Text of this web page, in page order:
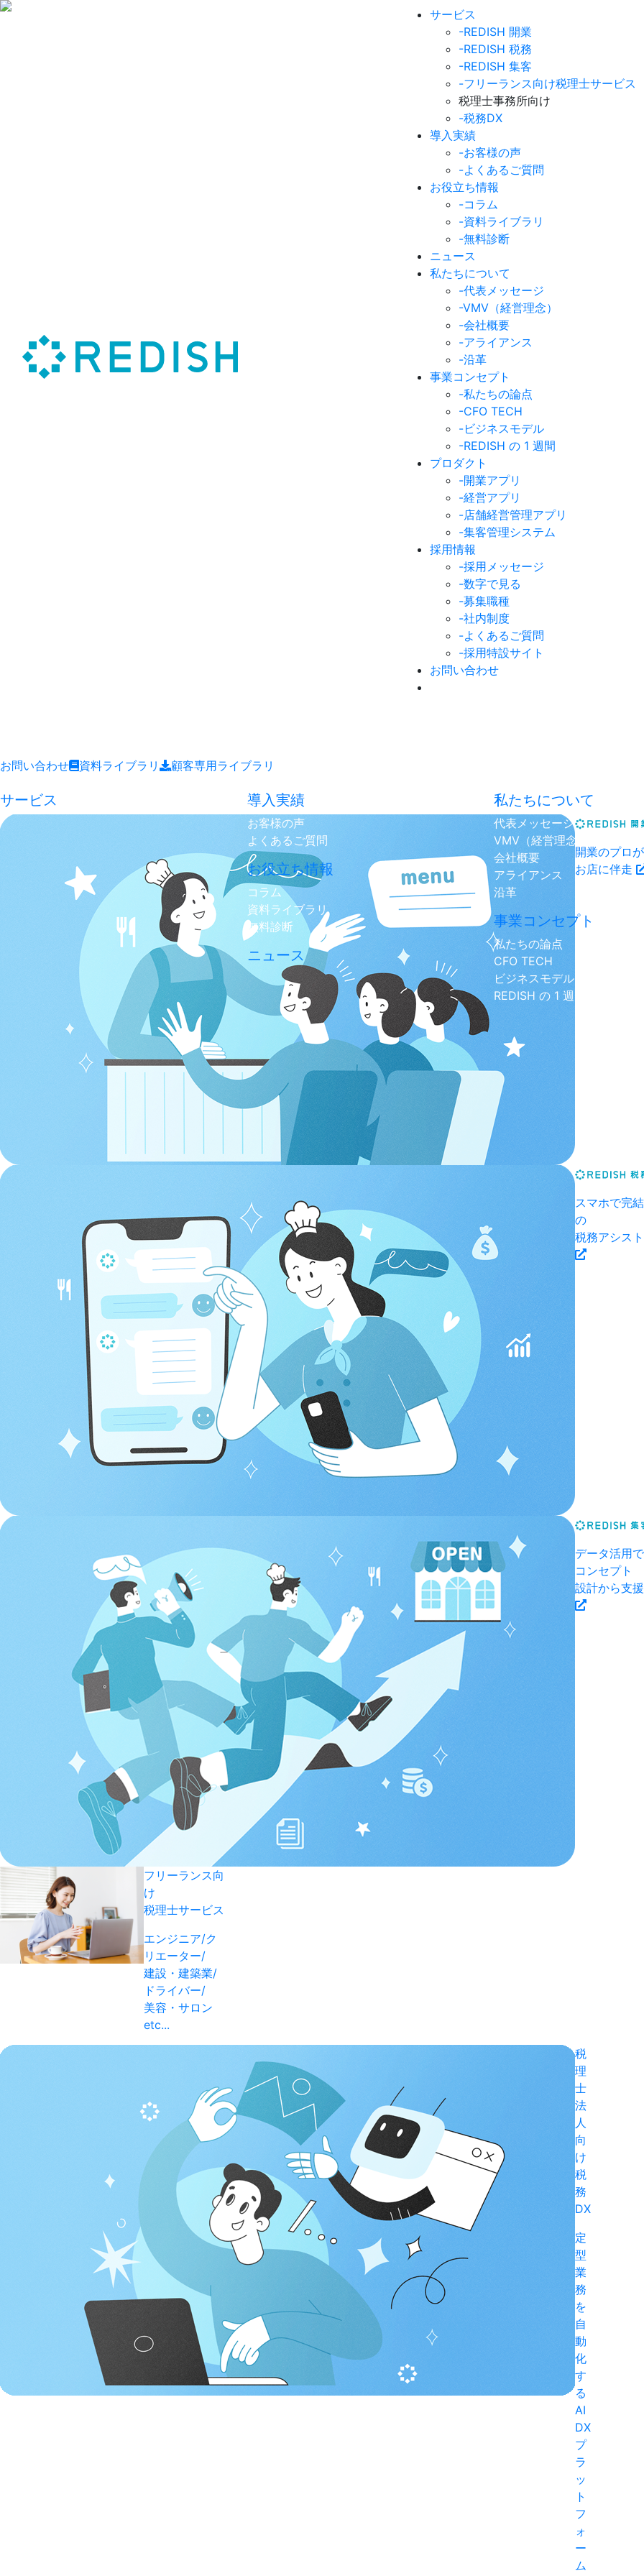
サービス
-REDISH 開業
-REDISH 税務
-REDISH 集客
-フリーランス向け税理士サービス
税理士事務所向け
-税務DX
導入実績
-お客様の声
-よくあるご質問
お役立ち情報
-コラム
-資料ライブラリ
-無料診断
ニュース
私たちについて
-代表メッセージ
-VMV（経営理念）
-会社概要
-アライアンス
-沿革
事業コンセプト
-私たちの論点
-CFO TECH
-ビジネスモデル
-REDISH の 1 週間
プロダクト
-開業アプリ
-経営アプリ
-店舗経営管理アプリ
-集客管理システム
採用情報
-採用メッセージ
-数字で見る
-募集職種
-社内制度
-よくあるご質問
-採用特設サイト
お問い合わせ
お問い合わせ 資料ライブラリ 顧客専用ライブラリ
サービス
開業のプロが
お店に伴走
スマホで完結
の
税務アシスト
データ活用で
コンセプト
設計から支援
フリーランス向
け
税理士サービス
エンジニア/ク
リエーター/
建設・建築業/
ドライバー/
美容・サロン
etc...
税
理
士
法
人
向
け
税
務
DX
定
型
業
務
を
自
動
化
す
る
AI
DX
プ
ラ
ッ
ト
フ
ォ
ー
ム
導入実績
お客様の声
よくあるご質問
お役立ち情報
コラム
資料ライブラリ
無料診断
ニュース
私たちについて
代表メッセージ
VMV（経営理念）
会社概要
アライアンス
沿革
事業コンセプト
私たちの論点
CFO TECH
ビジネスモデル
REDISH の 1 週間